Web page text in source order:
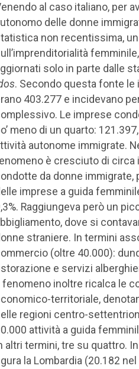
al caso italiano, per
delle donne
non recentissima,
solo in parte dalle
. Secondo questa fonte
403.277 e incidevano
Le imprese
meno di un quarto:
autonome immigrate.
è cresciuto di circa
da donne immigrate,
imprese a guida
Raggiungeva però un
dove si
straniere. In termini
(oltre 40.000):
e servizi
fenomeno inoltre ricalca le
territoriale,
regioni centro-
attività a guida
altri termini, tre su quattro.
la Lombardia (20.182